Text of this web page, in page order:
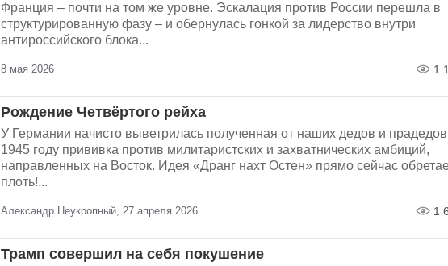
Франция – почти на том же уровне. Эскалация против России перешла в
структурированную фазу – и обернулась гонкой за лидерство внутри
антироссийского блока...
8 мая 2026 1
Рождение Четвёртого рейха
У Германии начисто выветрилась полученная от наших дедов и
1945 году прививка против милитаристских и захватнических амбиций,
направленных на Восток. Идея «Дранг нахт Остен» прямо сейчас
плоть!...
Александр Неукропный, 27 апреля 2026 1
Трамп совершил на себя покушение